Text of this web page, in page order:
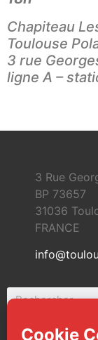
Chapiteau
Toulouse
3 rue
ligne A –
3 Rue
BP 73657
31036
FRANCE